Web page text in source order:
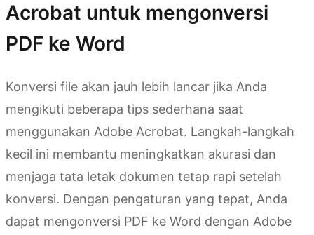
Acrobat untuk mengonversi
PDF ke Word
Konversi file akan jauh lebih lancar jika Anda
mengikuti beberapa tips sederhana saat
menggunakan Adobe Acrobat. Langkah-langkah
kecil ini membantu meningkatkan akurasi dan
menjaga tata letak dokumen tetap rapi setelah
konversi. Dengan pengaturan yang tepat, Anda
dapat mengonversi PDF ke Word dengan Adobe